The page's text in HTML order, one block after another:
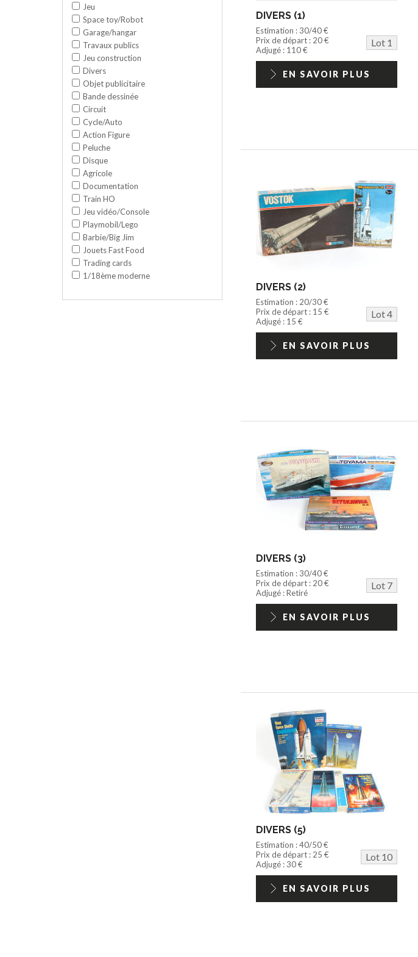
Jeu
Space toy/Robot
Garage/hangar
Travaux publics
Jeu construction
Divers
Objet publicitaire
Bande dessinée
Circuit
Cycle/Auto
Action Figure
Peluche
Disque
Agricole
Documentation
Train HO
Jeu vidéo/Console
Playmobil/Lego
Barbie/Big Jim
Jouets Fast Food
Trading cards
1/18ème moderne
DIVERS (1)
Estimation : 30/40 €
Prix de départ : 20 €
Lot 1
Adjugé : 110 €
EN SAVOIR PLUS
DIVERS (2)
Estimation : 20/30 €
Prix de départ : 15 €
Lot 4
Adjugé : 15 €
EN SAVOIR PLUS
DIVERS (3)
Estimation : 30/40 €
Prix de départ : 20 €
Lot 7
Adjugé : Retiré
EN SAVOIR PLUS
DIVERS (5)
Estimation : 40/50 €
Prix de départ : 25 €
Lot 10
Adjugé : 30 €
EN SAVOIR PLUS